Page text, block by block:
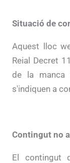
Situació de
Aquest lloc
Reial Decret
de la manca
s'indiquen a
Contingut no
El contingut